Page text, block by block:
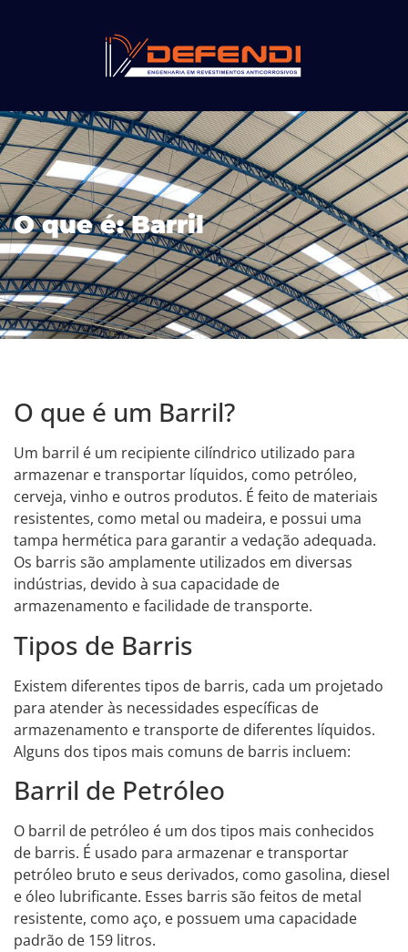
O que é: Barril
O que é um Barril?
Um barril é um recipiente cilíndrico utilizado para
armazenar e transportar líquidos, como petróleo,
cerveja, vinho e outros produtos. É feito de materiais
resistentes, como metal ou madeira, e possui uma
tampa hermética para garantir a vedação adequada.
Os barris são amplamente utilizados em diversas
indústrias, devido à sua capacidade de
armazenamento e facilidade de transporte.
Tipos de Barris
Existem diferentes tipos de barris, cada um projetado
para atender às necessidades específicas de
armazenamento e transporte de diferentes líquidos.
Alguns dos tipos mais comuns de barris incluem:
Barril de Petróleo
O barril de petróleo é um dos tipos mais conhecidos
de barris. É usado para armazenar e transportar
petróleo bruto e seus derivados, como gasolina, diesel
e óleo lubrificante. Esses barris são feitos de metal
resistente, como aço, e possuem uma capacidade
padrão de 159 litros.